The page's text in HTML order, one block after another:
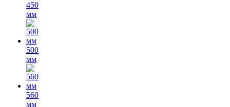
450
мм
500
мм
560
мм